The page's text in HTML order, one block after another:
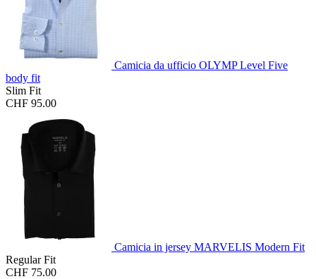
Camicia da ufficio OLYMP Level Five
body fit
Slim Fit
CHF 95.00
Camicia in jersey MARVELIS Modern Fit
Regular Fit
CHF 75.00